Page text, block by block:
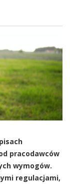
pracodawców
wymogów.
regulacjami,